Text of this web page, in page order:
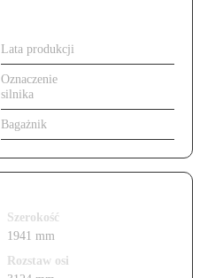
Lata produkcji
Oznaczenie
silnika
Bagażnik
Szerokość
1941 mm
Rozstaw osi